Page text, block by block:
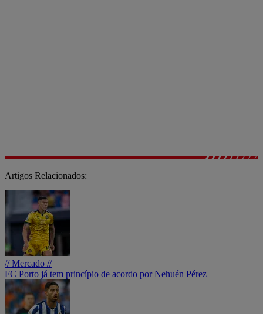
Artigos Relacionados:
// Mercado //
FC Porto já tem princípio de acordo por Nehuén Pérez